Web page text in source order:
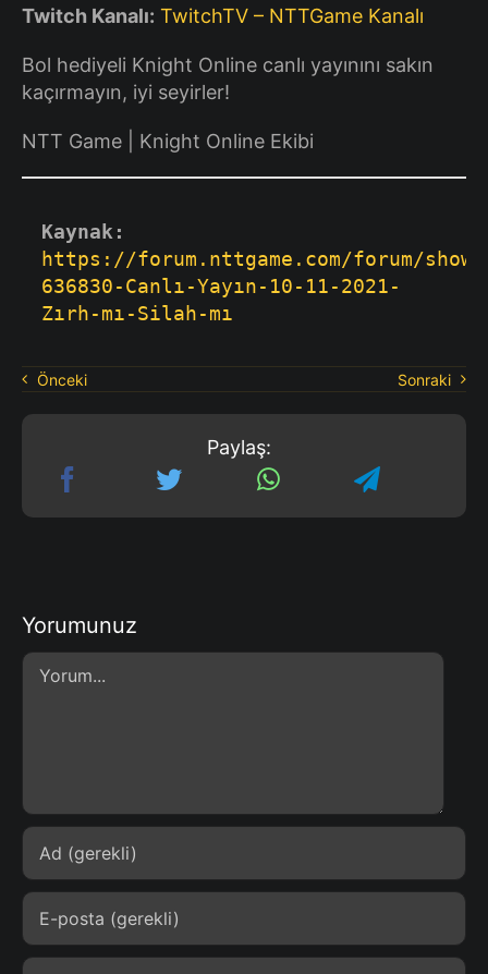
Twitch Kanalı: TwitchTV – NTTGame Kanalı
Bol hediyeli Knight Online canlı yayınını sakın
kaçırmayın, iyi seyirler!
NTT Game | Knight Online Ekibi
Kaynak:
https://forum.nttgame.com/forum/
636830-Canlı-Yayın-10-11-2021-
Zırh-mı-Silah-mı
Önceki Sonraki
Paylaş:
Yorumunuz
Comment